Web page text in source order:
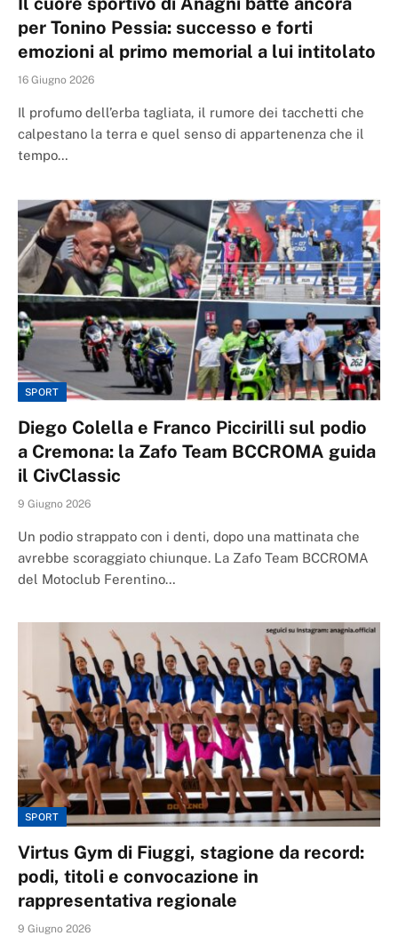
per Tonino Pessia: successo e forti
emozioni al primo memorial a lui intitolato
16 Giugno 2026
Il profumo dell’erba tagliata, il rumore dei tacchetti che
calpestano la terra e quel senso di appartenenza che il
tempo…
SPORT
Diego Colella e Franco Piccirilli sul podio
a Cremona: la Zafo Team BCCROMA guida
il CivClassic
9 Giugno 2026
Un podio strappato con i denti, dopo una mattinata che
avrebbe scoraggiato chiunque. La Zafo Team BCCROMA
del Motoclub Ferentino…
SPORT
Virtus Gym di Fiuggi, stagione da record:
podi, titoli e convocazione in
rappresentativa regionale
9 Giugno 2026